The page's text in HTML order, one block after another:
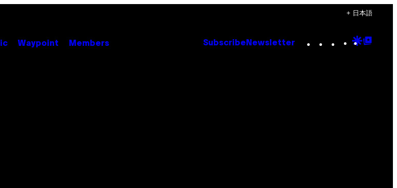
+ 日本語
Waypoint Members Subscribe Newsletter Instagram
TikTok
YouTube
Google